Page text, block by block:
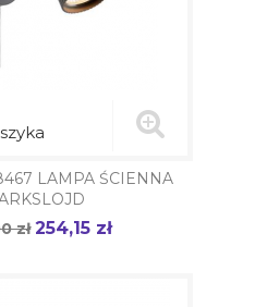
LAMPA ŚCIENNA
zł Cena
254,15 zł